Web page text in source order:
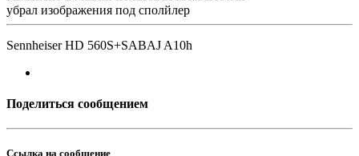
убрал изображения под сполйлер
Sennheiser HD 560S+SABAJ A10h
Поделиться сообщением
Ссылка на сообщение